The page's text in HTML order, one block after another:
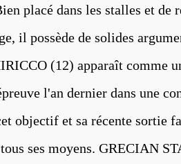
placé dans les stalles et de
il possède de solides
(12) apparaît comme
l'an dernier dans une
objectif et sa récente sortie
ses moyens. GRECIAN